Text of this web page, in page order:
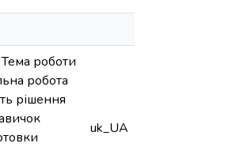
роботи
робота
рішення
uk_UA